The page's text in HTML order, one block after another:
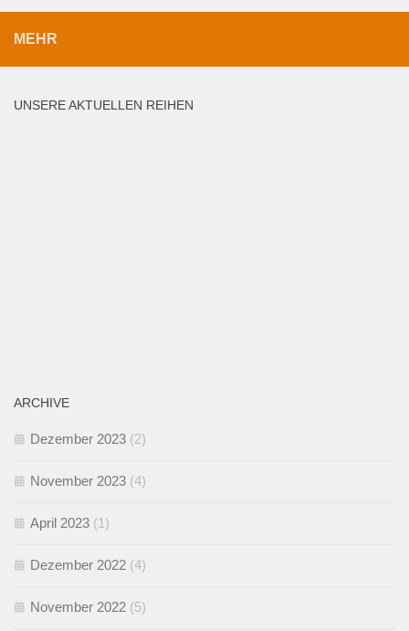
MEHR
UNSERE AKTUELLEN REIHEN
ARCHIVE
Dezember 2023 (2)
November 2023 (4)
April 2023 (1)
Dezember 2022 (4)
November 2022 (5)